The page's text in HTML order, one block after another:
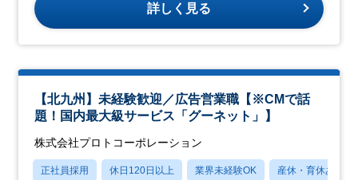
詳しく見る
【北九州】未経験歓迎／広告営業職【※CMで話
題！国内最大級サービス「グーネット」】
株式会社プロトコーポレーション
正社員採用 休日120日以上 業界未経験OK 産休・育休あり